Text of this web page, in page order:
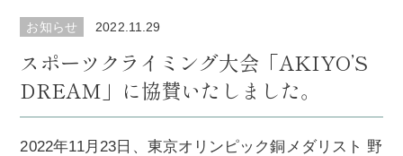
お知らせ 2022.11.29
スポーツクライミング大会「AKIYOʼS
DREAM」に協賛いたしました。
2022年11月23日、東京オリンピック銅メダリスト 野